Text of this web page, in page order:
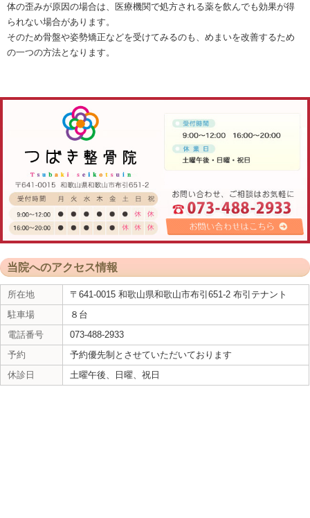
めまいは一般的に三半規管・耳石器・脳幹・大脳
障害が発生してめまいの症状が出てしまうもので
因になっている場合も多いです。
いの原因をしっかりと探り出し、それぞれのお身
ら施術を行っていきます
医療機関で検査をしたけれど、原因が分からなか
お気軽にご相談ください。
体のゆがみから来るめまいもあります
めまいは病気からくる症状の場合もありますが、
ち打ちなど、首や体のゆがみから来るめまいの場
肩こりや頭痛、強い吐き気を伴う事もあるので、
き整骨院・整体院に、一度ご来院していただき、
みることをおすすめします。
体の歪みが原因の場合は、医療機関で処方される